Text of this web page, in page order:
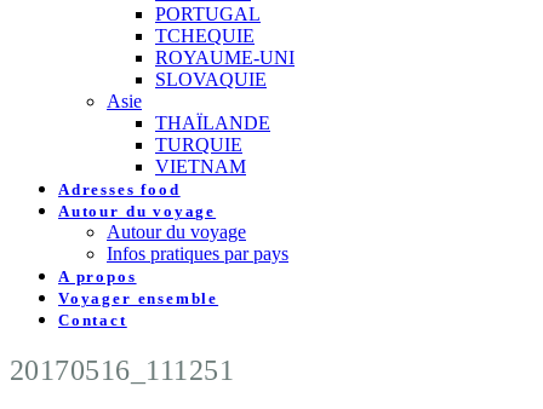
PORTUGAL
TCHEQUIE
ROYAUME-UNI
SLOVAQUIE
Asie
THAÏLANDE
TURQUIE
VIETNAM
Adresses food
Autour du voyage
Autour du voyage
Infos pratiques par pays
A propos
Voyager ensemble
Contact
20170516_111251